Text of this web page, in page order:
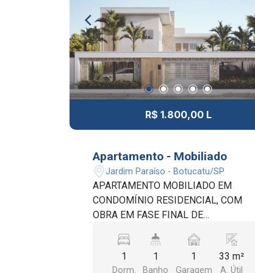
BUSCA CONFORTO, PRATICIDADE E
QUALIDADE DE VIDA. AGENDE SUA
VISITA. ÓTIMA OPORTUNIDADE.
R$ 1.800,00 L
Apartamento - Mobiliado
Jardim Paraíso - Botucatu/SP
APARTAMENTO MOBILIADO EM
CONDOMÍNIO RESIDENCIAL, COM
OBRA EM FASE FINAL DE
BUSCA CONFORTO, PRATICIDADE E
MODERNIDADE. PREVISÃO DE
1
Dorm.
1
Banho
1
Garagem
33 m²
A. Útil